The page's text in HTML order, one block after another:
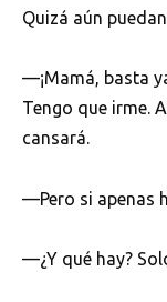
Quizá aún
—¡Mamá, basta
Tengo que irme.
cansará.
—Pero si apenas
—¿Y qué hay?